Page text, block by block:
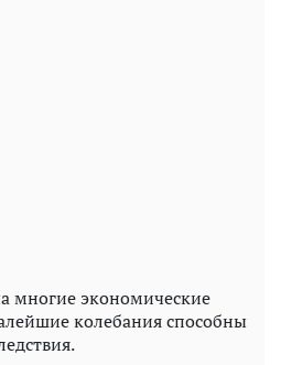
многие экономические
колебания способны